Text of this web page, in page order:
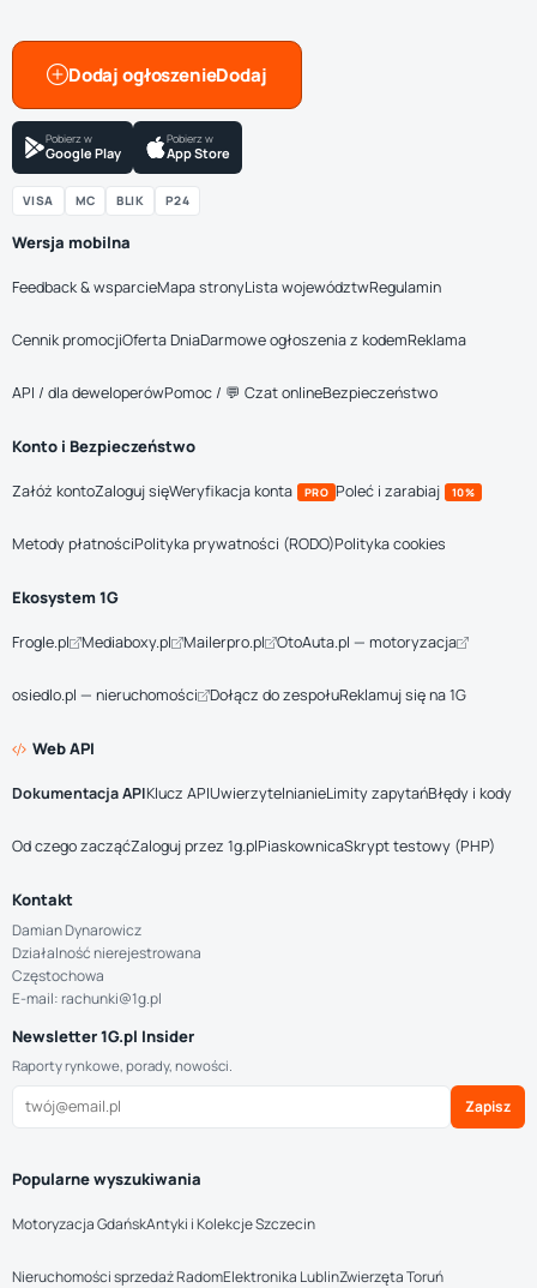
Dodaj ogłoszenie
Pobierz w
Google Play
Pobierz w
App Store
VISA MC BLIK P24
Wersja mobilna
Feedback & wsparcieMapa stronyLista województwRegulamin
Cennik promocjiOferta DniaDarmowe ogłoszenia z kodemReklama
API / dla deweloperówPomoc / 💬 Czat onlineBezpieczeństwo
Konto i Bezpieczeństwo
Załóż kontoZaloguj sięWeryfikacja konta PRO Poleć i zarabiaj 10%
Metody płatnościPolityka prywatności (RODO)Polityka cookies
Ekosystem 1G
Frogle.pl Mediaboxy.pl Mailerpro.pl OtoAuta.pl — motoryzacja
osiedlo.pl — nieruchomości Dołącz do zespołuReklamuj się na 1G
Web API
Dokumentacja APIKlucz APIUwierzytelnianieLimity zapytańBłędy i kody
Od czego zacząćZaloguj przez 1g.plPiaskownicaSkrypt testowy (PHP)
Kontakt
Damian Dynarowicz
Działalność nierejestrowana
Częstochowa
E-mail: rachunki@1g.pl
Newsletter 1G.pl Insider
Raporty rynkowe, porady, nowości.
Zapisz
Popularne wyszukiwania
Motoryzacja GdańskAntyki i Kolekcje Szczecin
Nieruchomości sprzedaż RadomElektronika LublinZwierzęta Toruń